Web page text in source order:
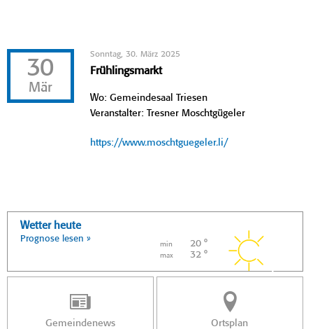
30
Mär
Sonntag, 30. März 2025
Frühlingsmarkt
Wo: Gemeindesaal Triesen
Veranstalter: Tresner Moschtgügeler
https://www.moschtguegeler.li/
Wetter heute
Prognose lesen »
min 20 °
max 32 °
Gemeindenews Ortsplan